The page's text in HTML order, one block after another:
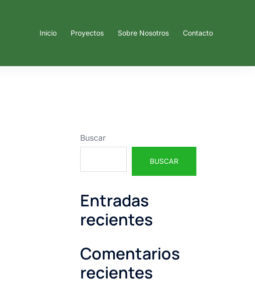
Inicio Proyectos Sobre Nosotros Contacto
Buscar
BUSCAR
Entradas
recientes
Comentarios
recientes